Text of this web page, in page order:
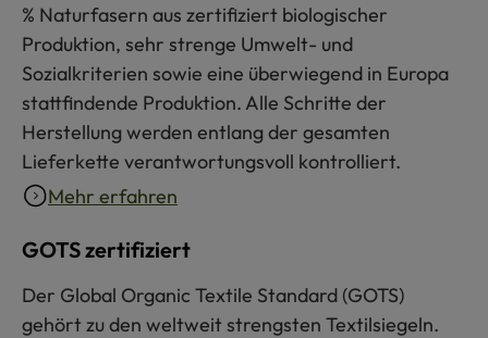
% Naturfasern aus zertifiziert biologischer
Produktion, sehr strenge Umwelt- und
Sozialkriterien sowie eine überwiegend in Europa
stattfindende Produktion. Alle Schritte der
Herstellung werden entlang der gesamten
Lieferkette verantwortungsvoll kontrolliert.
Mehr erfahren
GOTS zertifiziert
Der Global Organic Textile Standard (GOTS)
gehört zu den weltweit strengsten Textilsiegeln.